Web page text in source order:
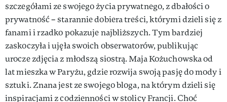
szczegółami ze swojego życia prywatnego, z dbałości o
prywatność – starannie dobiera treści, którymi dzieli się z
fanami i rzadko pokazuje najbliższych. Tym bardziej
zaskoczyła i ujęła swoich obserwatorów, publikując
urocze zdjęcia z młodszą siostrą. Maja Kożuchowska od
lat mieszka w Paryżu, gdzie rozwija swoją pasję do mody i
sztuki. Znana jest ze swojego bloga, na którym dzieli się
inspiracjami z codzienności w stolicy Francji. Choć